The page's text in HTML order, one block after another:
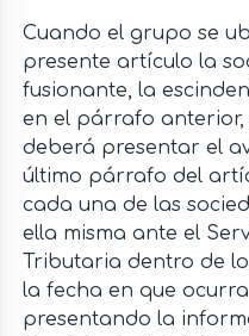
Cuando el grupo se
presente artículo la
fusionante, la
en el párrafo
deberá presentar el
último párrafo del
cada una de las
ella misma ante el
Tributaria dentro de
la fecha en que
presentando la